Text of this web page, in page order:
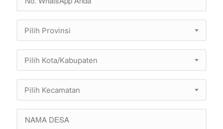
Pilih Provinsi
Pilih Kota/Kabupaten
Pilih Kecamatan